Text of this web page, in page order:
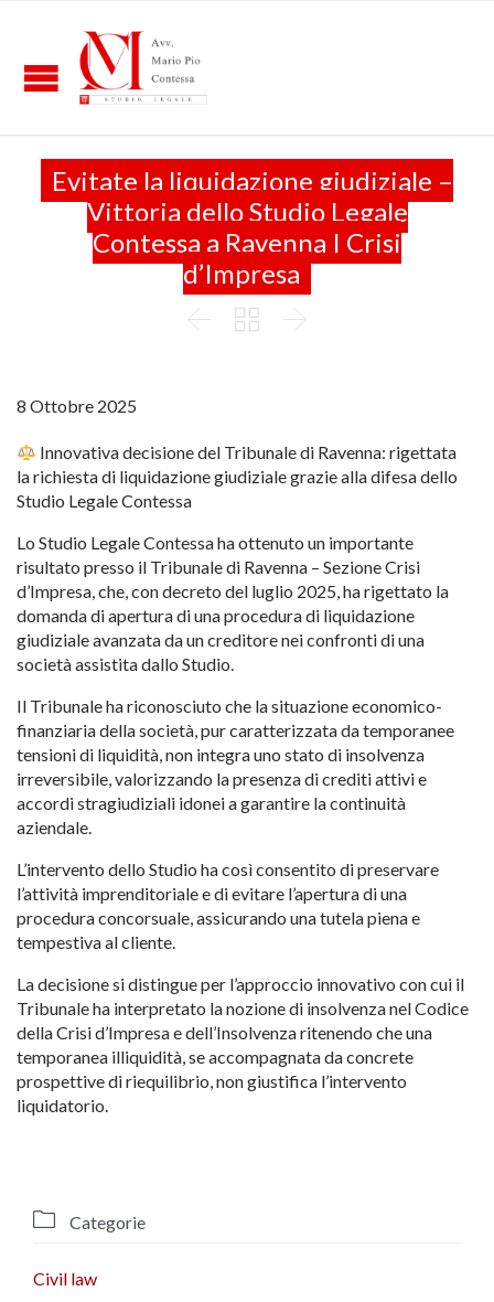
Evitate la liquidazione giudiziale –
Vittoria dello Studio Legale
Contessa a Ravenna I Crisi
d’Impresa
  
8 Ottobre 2025
Innovativa decisione del Tribunale di Ravenna: rigettata
la richiesta di liquidazione giudiziale grazie alla difesa dello
Studio Legale Contessa
Lo Studio Legale Contessa ha ottenuto un importante
risultato presso il Tribunale di Ravenna – Sezione Crisi
d’Impresa, che, con decreto del luglio 2025, ha rigettato la
domanda di apertura di una procedura di liquidazione
giudiziale avanzata da un creditore nei confronti di una
società assistita dallo Studio.
Il Tribunale ha riconosciuto che la situazione economico-
finanziaria della società, pur caratterizzata da temporanee
tensioni di liquidità, non integra uno stato di insolvenza
irreversibile, valorizzando la presenza di crediti attivi e
accordi stragiudiziali idonei a garantire la continuità
aziendale.
L’intervento dello Studio ha così consentito di preservare
l’attività imprenditoriale e di evitare l’apertura di una
procedura concorsuale, assicurando una tutela piena e
tempestiva al cliente.
La decisione si distingue per l’approccio innovativo con cui il
Tribunale ha interpretato la nozione di insolvenza nel Codice
della Crisi d’Impresa e dell’Insolvenza ritenendo che una
temporanea illiquidità, se accompagnata da concrete
prospettive di riequilibrio, non giustifica l’intervento
liquidatorio.
 Categorie
Civil law